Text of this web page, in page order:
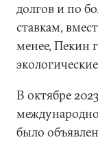
долгов и по
ставкам,
менее, Пекин
В октябре
было